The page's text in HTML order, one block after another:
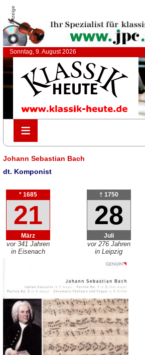
Anzeige
Sonntag, 9. August 2026
≡
≡
Johann Sebastian Bach
dt. Komponist
* 1685
21
März
vor 341 Jahren
in Eisenach
† 1750
28
Juli
vor 276 Jahren
in Leipzig